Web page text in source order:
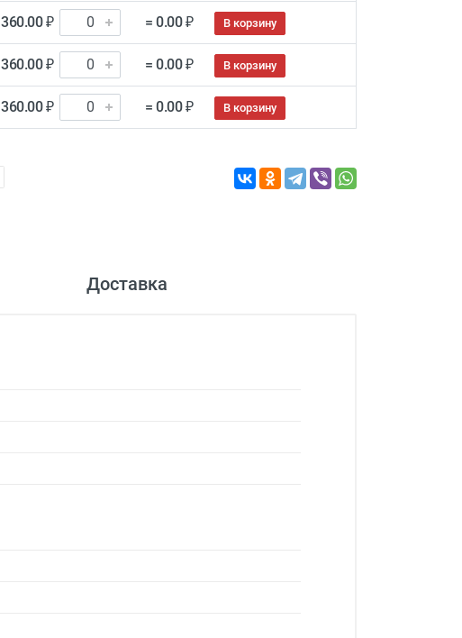
360.00 ₽ = 0.00 ₽ В корзину
360.00 ₽ = 0.00 ₽ В корзину
360.00 ₽ = 0.00 ₽ В корзину
Доставка